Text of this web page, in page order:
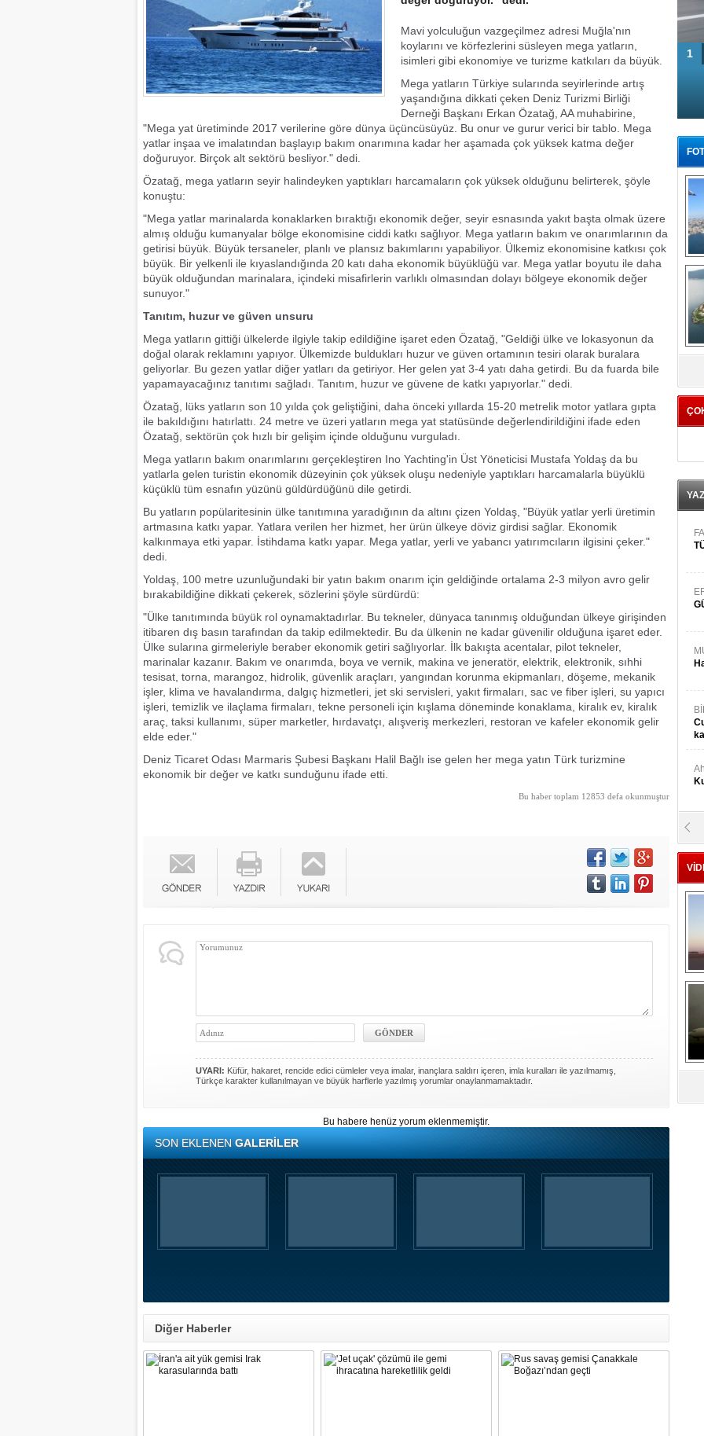
Mavi yolculuğun vazgeçilmez adresi Muğla'nın
koylarını ve körfezlerini süsleyen mega yatların,
isimleri gibi ekonomiye ve turizme katkıları da büyük.
Mega yatların Türkiye sularında seyirlerinde artış
yaşandığına dikkati çeken Deniz Turizmi Birliği
Derneği Başkanı Erkan Özatağ, AA muhabirine,
"Mega yat üretiminde 2017 verilerine göre dünya üçüncüsüyüz. Bu onur ve gurur verici bir tablo. Mega
yatlar inşaa ve imalatından başlayıp bakım onarımına kadar her aşamada çok yüksek katma değer
doğuruyor. Birçok alt sektörü besliyor." dedi.
Özatağ, mega yatların seyir halindeyken yaptıkları harcamaların çok yüksek olduğunu belirterek, şöyle
konuştu:
"Mega yatlar marinalarda konaklarken bıraktığı ekonomik değer, seyir esnasında yakıt başta olmak üzere
almış olduğu kumanyalar bölge ekonomisine ciddi katkı sağlıyor. Mega yatların bakım ve onarımlarının da
getirisi büyük. Büyük tersaneler, planlı ve plansız bakımlarını yapabiliyor. Ülkemiz ekonomisine katkısı çok
büyük. Bir yelkenli ile kıyaslandığında 20 katı daha ekonomik büyüklüğü var. Mega yatlar boyutu ile daha
büyük olduğundan marinalara, içindeki misafirlerin varlıklı olmasından dolayı bölgeye ekonomik değer
sunuyor."
Tanıtım, huzur ve güven unsuru
Mega yatların gittiği ülkelerde ilgiyle takip edildiğine işaret eden Özatağ, "Geldiği ülke ve lokasyonun da
doğal olarak reklamını yapıyor. Ülkemizde buldukları huzur ve güven ortamının tesiri olarak buralara
geliyorlar. Bu gezen yatlar diğer yatları da getiriyor. Her gelen yat 3-4 yatı daha getirdi. Bu da fuarda bile
yapamayacağınız tanıtımı sağladı. Tanıtım, huzur ve güvene de katkı yapıyorlar." dedi.
Özatağ, lüks yatların son 10 yılda çok geliştiğini, daha önceki yıllarda 15-20 metrelik motor yatlara gıpta
ile bakıldığını hatırlattı. 24 metre ve üzeri yatların mega yat statüsünde değerlendirildiğini ifade eden
Özatağ, sektörün çok hızlı bir gelişim içinde olduğunu vurguladı.
Mega yatların bakım onarımlarını gerçekleştiren Ino Yachting'in Üst Yöneticisi Mustafa Yoldaş da bu
yatlarla gelen turistin ekonomik düzeyinin çok yüksek oluşu nedeniyle yaptıkları harcamalarla büyüklü
küçüklü tüm esnafın yüzünü güldürdüğünü dile getirdi.
Bu yatların popülaritesinin ülke tanıtımına yaradığının da altını çizen Yoldaş, "Büyük yatlar yerli üretimin
artmasına katkı yapar. Yatlara verilen her hizmet, her ürün ülkeye döviz girdisi sağlar. Ekonomik
kalkınmaya etki yapar. İstihdama katkı yapar. Mega yatlar, yerli ve yabancı yatırımcıların ilgisini çeker."
dedi.
Yoldaş, 100 metre uzunluğundaki bir yatın bakım onarım için geldiğinde ortalama 2-3 milyon avro gelir
bırakabildiğine dikkati çekerek, sözlerini şöyle sürdürdü:
"Ülke tanıtımında büyük rol oynamaktadırlar. Bu tekneler, dünyaca tanınmış olduğundan ülkeye girişinden
itibaren dış basın tarafından da takip edilmektedir. Bu da ülkenin ne kadar güvenilir olduğuna işaret eder.
Ülke sularına girmeleriyle beraber ekonomik getiri sağlıyorlar. İlk bakışta acentalar, pilot tekneler,
marinalar kazanır. Bakım ve onarımda, boya ve vernik, makina ve jeneratör, elektrik, elektronik, sıhhi
tesisat, torna, marangoz, hidrolik, güvenlik araçları, yangından korunma ekipmanları, döşeme, mekanik
işler, klima ve havalandırma, dalgıç hizmetleri, jet ski servisleri, yakıt firmaları, sac ve fiber işleri, su yapıcı
işleri, temizlik ve ilaçlama firmaları, tekne personeli için kışlama döneminde konaklama, kiralık ev, kiralık
araç, taksi kullanımı, süper marketler, hırdavatçı, alışveriş merkezleri, restoran ve kafeler ekonomik gelir
elde eder."
Deniz Ticaret Odası Marmaris Şubesi Başkanı Halil Bağlı ise gelen her mega yatın Türk turizmine
ekonomik bir değer ve katkı sunduğunu ifade etti.
Bu haber toplam 12853 defa okunmuştur
UYARI: Küfür, hakaret, rencide edici cümleler veya imalar, inançlara saldırı içeren, imla kuralları ile yazılmamış,
Türkçe karakter kullanılmayan ve büyük harflerle yazılmış yorumlar onaylanmamaktadır.
Bu habere henüz yorum eklenmemiştir.
SON EKLENENGALERİLER
Diğer Haberler
1